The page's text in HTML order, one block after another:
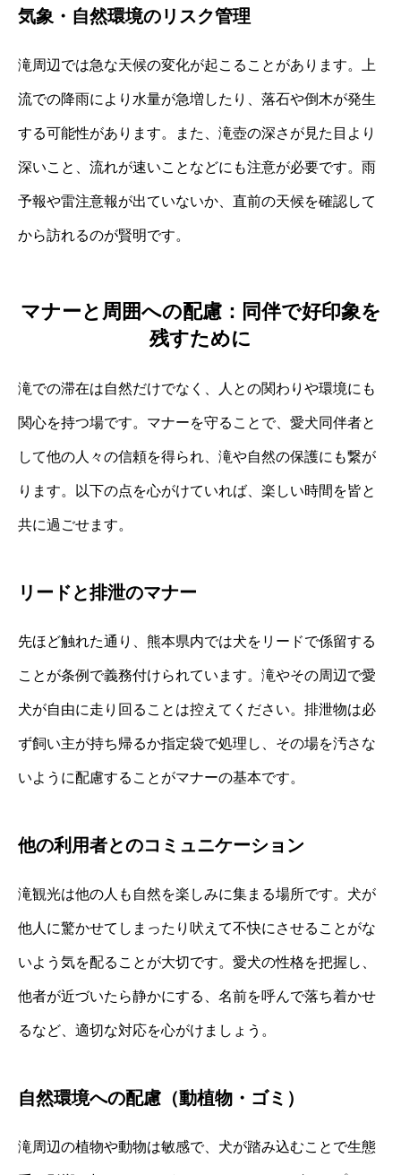
気象・自然環境のリスク管理
滝周辺では急な天候の変化が起こることがあります。上
流での降雨により水量が急増したり、落石や倒木が発生
する可能性があります。また、滝壺の深さが見た目より
深いこと、流れが速いことなどにも注意が必要です。雨
予報や雷注意報が出ていないか、直前の天候を確認して
から訪れるのが賢明です。
マナーと周囲への配慮：同伴で好印象を
残すために
滝での滞在は自然だけでなく、人との関わりや環境にも
関心を持つ場です。マナーを守ることで、愛犬同伴者と
して他の人々の信頼を得られ、滝や自然の保護にも繋が
ります。以下の点を心がけていれば、楽しい時間を皆と
共に過ごせます。
リードと排泄のマナー
先ほど触れた通り、熊本県内では犬をリードで係留する
ことが条例で義務付けられています。滝やその周辺で愛
犬が自由に走り回ることは控えてください。排泄物は必
ず飼い主が持ち帰るか指定袋で処理し、その場を汚さな
いように配慮することがマナーの基本です。
他の利用者とのコミュニケーション
滝観光は他の人も自然を楽しみに集まる場所です。犬が
他人に驚かせてしまったり吠えて不快にさせることがな
いよう気を配ることが大切です。愛犬の性格を把握し、
他者が近づいたら静かにする、名前を呼んで落ち着かせ
るなど、適切な対応を心がけましょう。
自然環境への配慮（動植物・ゴミ）
滝周辺の植物や動物は敏感で、犬が踏み込むことで生態